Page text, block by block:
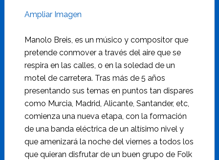
Ampliar Imagen
Manolo Breis, es un músico y compositor que
pretende conmover a través del aire que se
respira en las calles, o en la soledad de un
motel de carretera. Tras más de 5 años
presentando sus temas en puntos tan dispares
como Murcia, Madrid, Alicante, Santander, etc,
comienza una nueva etapa, con la formación
de una banda eléctrica de un altísimo nivel y
que amenizará la noche del viernes a todos los
que quieran disfrutar de un buen grupo de Folk